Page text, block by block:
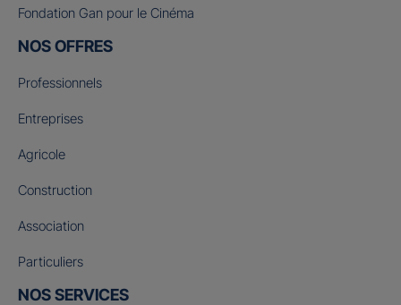
Fondation Gan pour le Cinéma
NOS OFFRES
Professionnels
Entreprises
Agricole
Construction
Association
Particuliers
NOS SERVICES